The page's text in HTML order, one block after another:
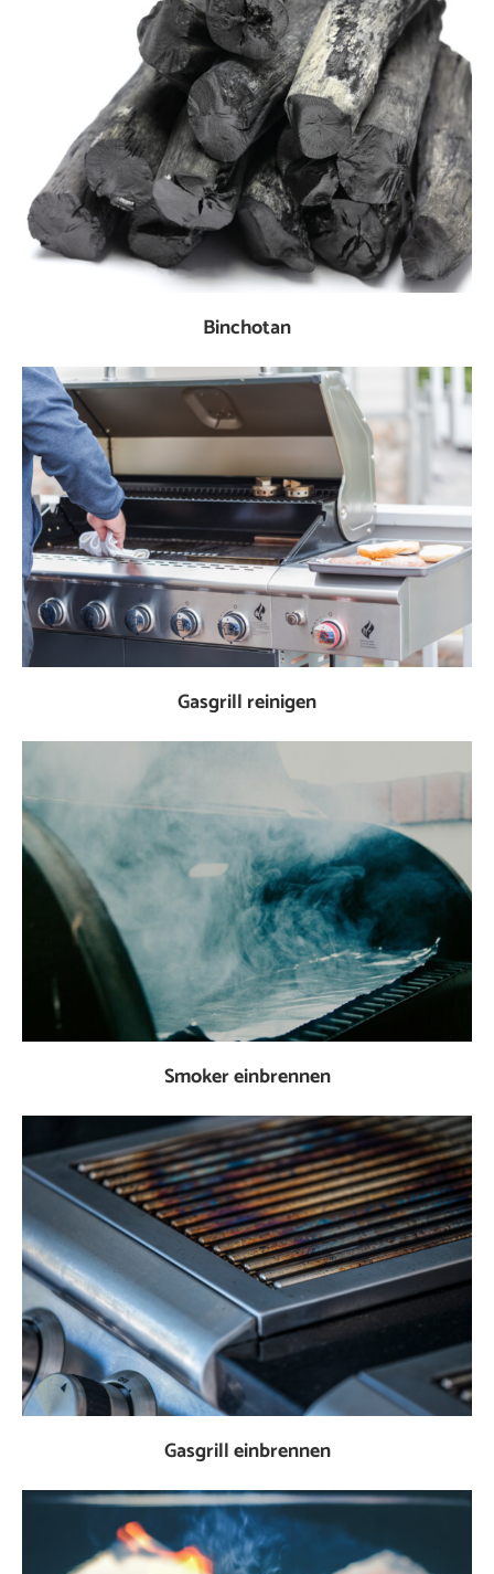
Binchotan
Gasgrill reinigen
Smoker einbrennen
Gasgrill einbrennen